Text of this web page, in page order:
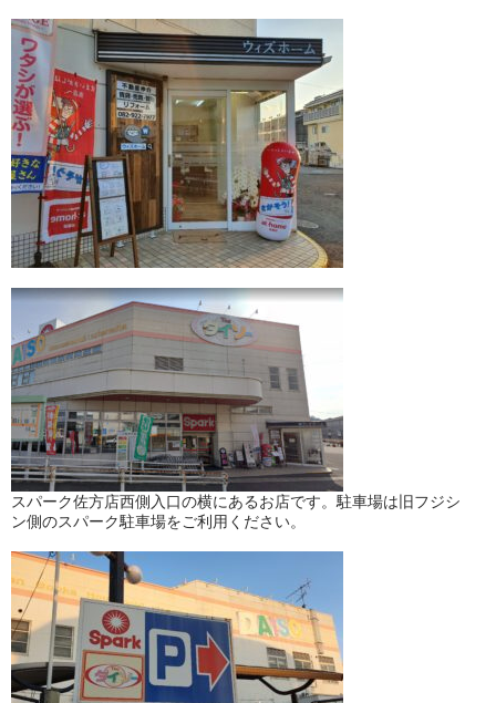
スパーク佐方店西側入口の横にあるお店です。駐車場は旧フジシ
ン側のスパーク駐車場をご利用ください。